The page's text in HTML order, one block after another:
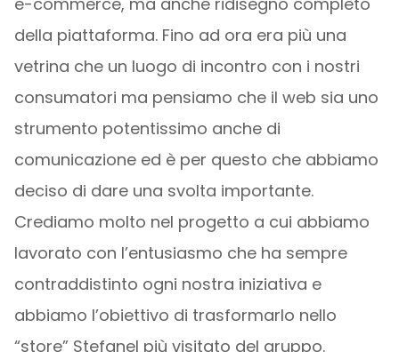
della piattaforma. Fino ad ora era più una
vetrina che un luogo di incontro con i nostri
consumatori ma pensiamo che il web sia uno
strumento potentissimo anche di
comunicazione ed è per questo che abbiamo
deciso di dare una svolta importante.
Crediamo molto nel progetto a cui abbiamo
lavorato con l’entusiasmo che ha sempre
contraddistinto ogni nostra iniziativa e
abbiamo l’obiettivo di trasformarlo nello
“store” Stefanel più visitato del gruppo.